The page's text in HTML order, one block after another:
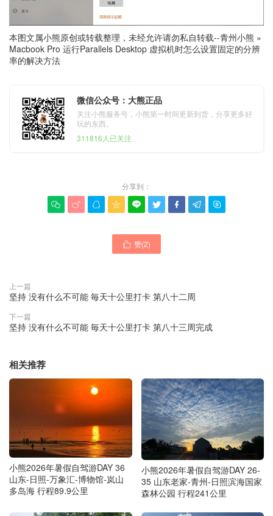
本图文属小熊原创或转载整理，未经允许请勿私自转载--青州小熊 »
Macbook Pro 运行Parallels Desktop 虚拟机时怎么设置固定的分辨
率的解决方法
微信公众号：大熊正品
关注小熊服务号，小熊第一时间更新到货，分享更多好
玩的东西。
311816人已关注
分享到：
        
 赞(2)
上一篇
坚持 没有什么不可能 毎天十公里打卡 第八十二周
下一篇
坚持 没有什么不可能 毎天十公里打卡 第八十三周完成
相关推荐
小熊2026年暑假自驾游DAY 36
山东-日照-万象汇-博物馆-岚山
多岛海 行程89.9公里
小熊2026年暑假自驾游DAY 26-
35 山东老家-青州-日照滨海国家
森林公园 行程241公里